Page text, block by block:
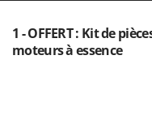
Trotec
1 - OFFERT : Kit de
moteurs à essence